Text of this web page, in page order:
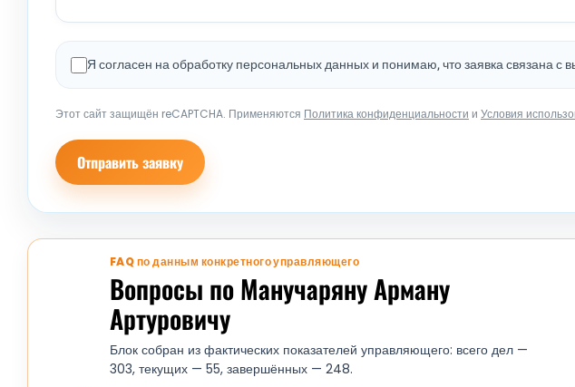
Я согласен на обработку персональных данных и понимаю, что заявка
Этот сайт защищён reCAPTCHA. Применяются Политика конфиденциальности и Условия
Отправить заявку
FAQ по данным конкретного управляющего
Вопросы по Манучаряну Арману
Артуровичу
Блок собран из фактических показателей управляющего: всего дел —
303, текущих — 55, завершённых — 248.